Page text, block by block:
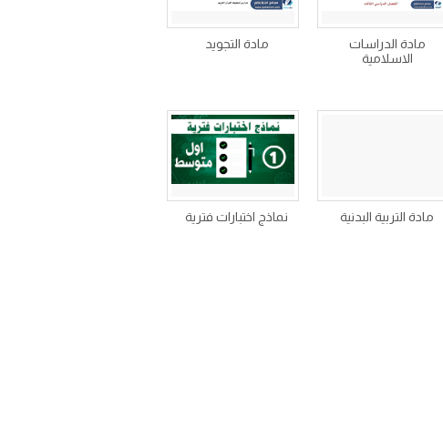
مادة الدراسات
الاسلامية
مادة التجويد
مادة التربية البدنية نماذج اختبارات فترية